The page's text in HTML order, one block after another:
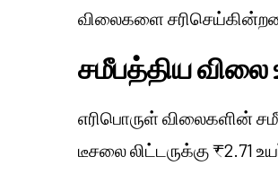
விலைகளை
சமீபத்திய
எரிபொருள் விலைகளின்
டீசலை லிட்டருக்கு ₹2.71